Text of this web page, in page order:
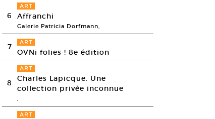
6
ART
Affranchi
Galerie Patricia Dorfmann,
7 ART
OVNi folies ! 8e édition
8
ART
Charles Lapicque. Une
collection privée inconnue
,
ART